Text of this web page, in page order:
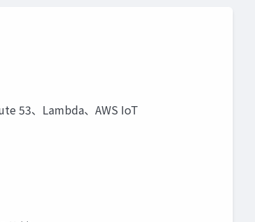
53、Lambda、AWS IoT